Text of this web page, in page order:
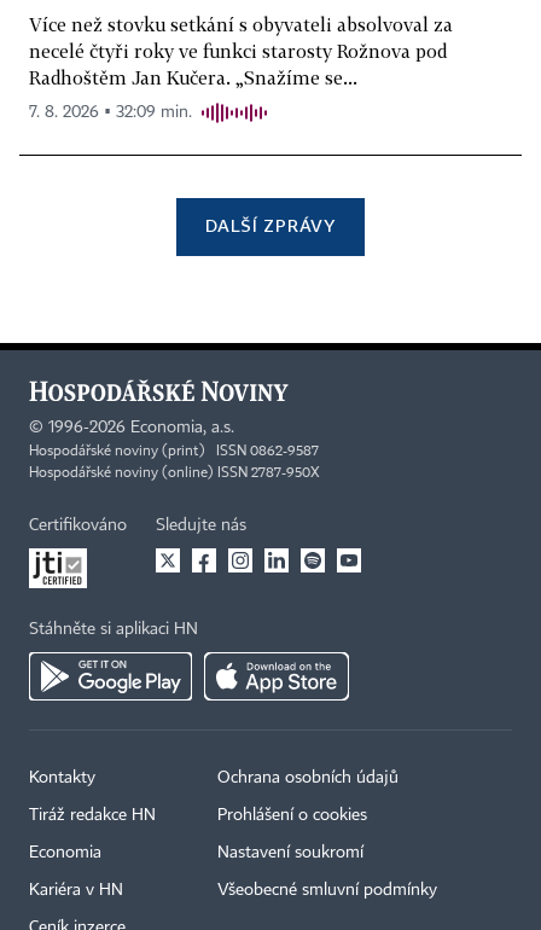
Více než stovku setkání s obyvateli absolvoval za
necelé čtyři roky ve funkci starosty Rožnova pod
Radhoštěm Jan Kučera. „Snažíme se...
7. 8. 2026 ▪ 32:09 min.
DALŠÍ ZPRÁVY
© 1996-2026 Economia, a.s.
Hospodářské noviny (print) ISSN 0862-9587
Hospodářské noviny (online) ISSN 2787-950X
Certifikováno Sledujte nás
Stáhněte si aplikaci HN
Kontakty
Tiráž redakce HN
Economia
Kariéra v HN
Ochrana osobních údajů
Prohlášení o cookies
Nastavení soukromí
Všeobecné smluvní podmínky